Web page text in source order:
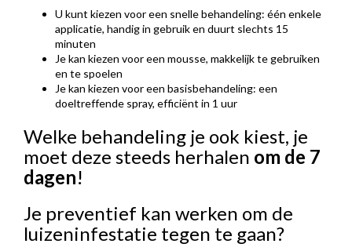
U kunt kiezen voor een snelle behandeling: één enkele
applicatie, handig in gebruik en duurt slechts 15
minuten
Je kan kiezen voor een mousse, makkelijk te gebruiken
en te spoelen
Je kan kiezen voor een basisbehandeling: een
doeltreffende spray, efficiënt in 1 uur
Welke behandeling je ook kiest, je
moet deze steeds herhalen om de 7
dagen!
Je preventief kan werken om de
luizeninfestatie tegen te gaan?